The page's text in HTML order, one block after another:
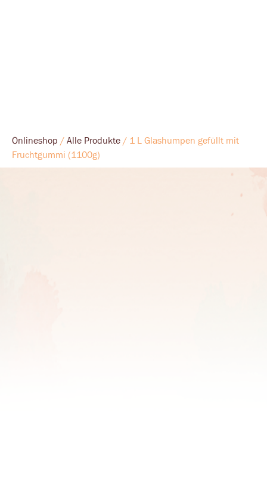
Onlineshop /Alle Produkte / 1 L Glashumpen gefüllt mit
Fruchtgummi (1100g)